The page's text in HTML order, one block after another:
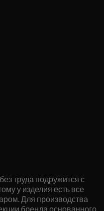
труда подружится с
у изделия есть все
Для производства
бренда основанного